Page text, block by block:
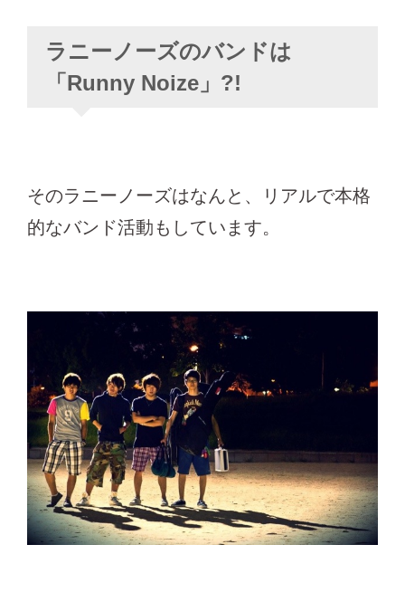
ラニーノーズのバンドは
「Runny Noize」?!
そのラニーノーズはなんと、リアルで本格
的なバンド活動もしています。